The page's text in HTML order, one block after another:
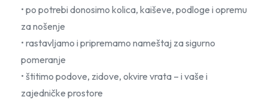
• po potrebi donosimo kolica, kaiševe, podloge i opremu
za nošenje
• rastavljamo i pripremamo nameštaj za sigurno
pomeranje
• štitimo podove, zidove, okvire vrata – i vaše i
zajedničke prostore